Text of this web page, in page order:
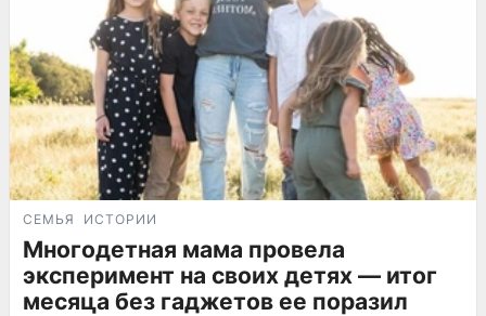
СЕМЬЯ ИСТОРИИ
Многодетная мама провела
эксперимент на своих детях — итог
месяца без гаджетов ее поразил